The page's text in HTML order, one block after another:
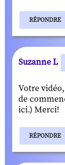
RÉPONDRE
Suzanne L
Votre
de
ici.) Merci!
RÉPONDRE